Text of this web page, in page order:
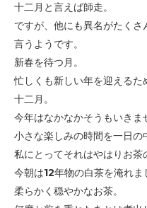
十二月と言えば師走。
ですが、他にも異名がたくさ
言うようです。
新春を待つ月。
忙しくも新しい年を迎えるた
十二月。
今年はなかなかそうもいき
小さな楽しみの時間を一日の
私にとってそれはやはりお茶
今朝は12年物の白茶を淹れま
柔らかく穏やかなお茶。